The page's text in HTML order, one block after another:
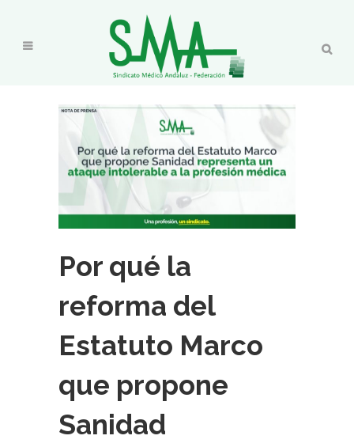
Por qué la
reforma del
Estatuto Marco
que propone
Sanidad